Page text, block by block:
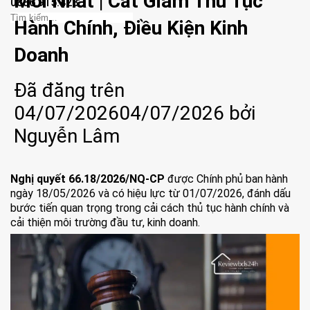
Hành Chính, Điều Kiện Kinh
Doanh
Đã đăng trên
04/07/202604/07/2026 bởi
Nguyễn Lâm
Nghị quyết 66.18/2026/NQ-CP được Chính phủ ban hành
ngày 18/05/2026 và có hiệu lực từ 01/07/2026, đánh dấu
bước tiến quan trọng trong cải cách thủ tục hành chính và
cải thiện môi trường đầu tư, kinh doanh.